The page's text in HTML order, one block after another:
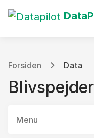
Forsiden Data
Menu